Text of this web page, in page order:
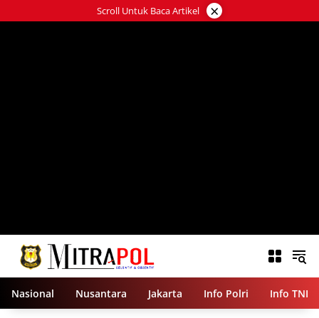
ke
Scroll Untuk Baca Artikel ×
Nasional Nusantara Jakarta Info Polri Info TNI